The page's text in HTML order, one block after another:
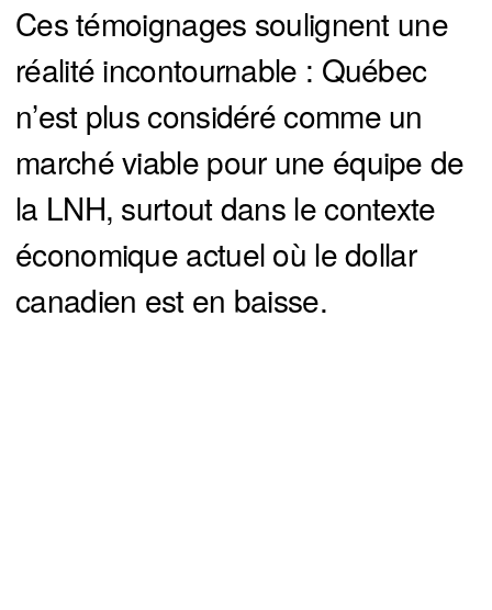
Ces témoignages soulignent une
réalité incontournable : Québec
n’est plus considéré comme un
marché viable pour une équipe de
la LNH, surtout dans le contexte
économique actuel où le dollar
canadien est en baisse.